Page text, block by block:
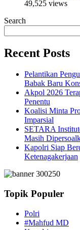
49,525 views
Search
Recent Posts
Pelantikan
Babak Baru
Akpol 2026
Penentu
Koalisi Minta
Imparsial
SETARA
Masih
Kapolri Siap
Ketenagakerjaan
Topik Populer
Polri
#Mahfud MD